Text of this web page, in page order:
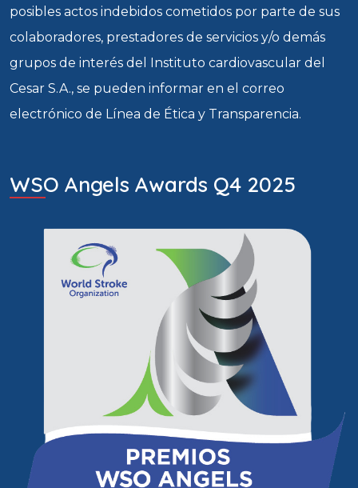
posibles actos indebidos cometidos por parte de sus
colaboradores, prestadores de servicios y/o demás
grupos de interés del Instituto cardiovascular del
Cesar S.A., se pueden informar en el correo
electrónico de Línea de Ética y Transparencia.
WSO Angels Awards Q4 2025